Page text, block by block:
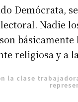
Demócrata,
Nadie
religiosa y a
la clase